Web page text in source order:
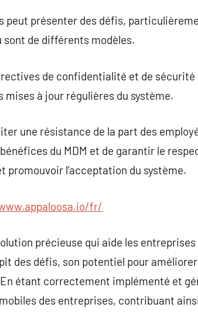
peut présenter des défis,
sont de différents modèles.
de confidentialité et de
à jour régulières du système.
une résistance de la part des
du MDM et de garantir le
promouvoir l’acceptation du système.
fr/
précieuse qui aide les
des défis, son potentiel pour
étant correctement implémenté et
des entreprises, contribuant